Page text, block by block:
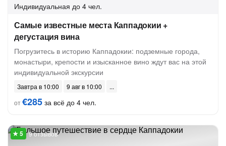
Индивидуальная до 4 чел.
Самые известные места Каппадокии +
дегустация вина
Погрузитесь в историю Каппадокии: подземные города,
монастыри, крепости и изысканное вино ждут вас на этой
индивидуальной экскурсии
Завтра в 10:00
9 авг в 10:00
от€285 за всё до 4 чел.
9 отзывов